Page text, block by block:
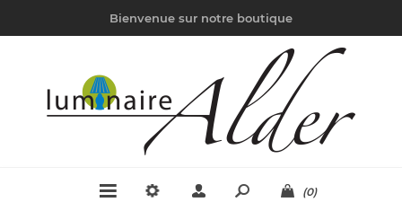
Bienvenue sur notre boutique
(0)